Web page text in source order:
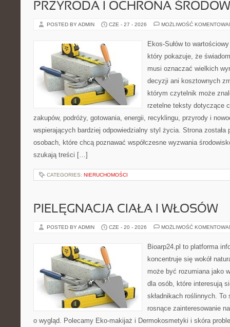
PRZYRODA I OCHRONA
POSTED BY ADMIN CZE - 27 - 2026 MOŻLIWOŚĆ
Ekos-Sułów to
który pokazuje, że
musi oznaczać wielkich
decyzji ani kosztownych
którym czytelnik może
rzetelne teksty dotyczące
zakupów, podróży, gotowania, energii, recyklingu, przyrody i
wspierających bardziej odpowiedzialny styl życia. Strona została
osobach, które chcą poznawać współczesne wyzwania
szukają treści […]
CATEGORIES: NIERUCHOMOŚCI
PIELĘGNACJA CIAŁA I WŁOSÓW
POSTED BY ADMIN CZE - 20 - 2026 MOŻLIWOŚĆ
Bioarp24.pl to platforma
koncentruje się wokół
może być rozumiana jako
dla osób, które interesują
składnikach roślinnych.
rosnące zainteresowanie
o wygląd. Polecamy Eko-makijaż i Dermokosmetyki i skóra